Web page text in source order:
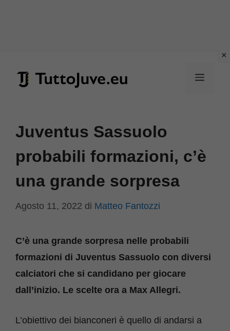
Menu
Juventus Sassuolo
probabili formazioni, c’è
una grande sorpresa
Agosto 11, 2022 di Matteo Fantozzi
C’è una grande sorpresa nelle probabili
formazioni di Juventus Sassuolo con diversi
calciatori che si candidano per giocare
dall’inizio. Le scelte ora a Max Allegri.
L’obiettivo dei bianconeri è quello di andarsi a